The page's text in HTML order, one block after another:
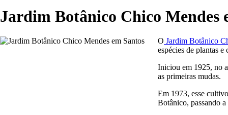
Jardim Botânico Chico Mendes
O Jardim Botânico
espécies de plantas
Iniciou em 1925, no
as primeiras mudas.
Em 1973, esse
Botânico, passando